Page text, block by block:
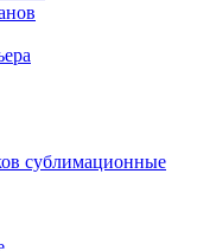
сублимационные